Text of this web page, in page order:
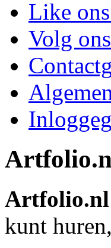
Like
Volg
Artfolio.nl
kunt